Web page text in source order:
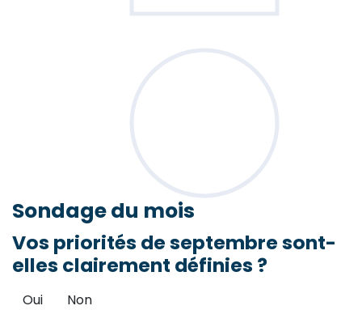
Sondagedu mois
Vos priorités de septembre sont-
elles clairement définies ?
Oui Non